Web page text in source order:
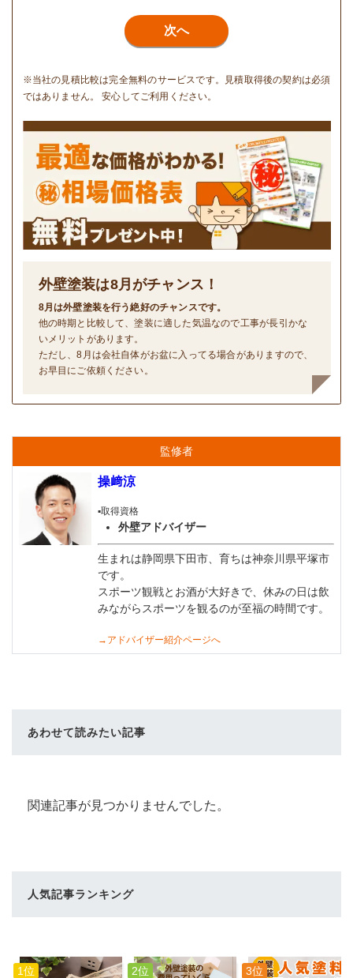
次へ
※当社の見積比較は完全無料のサービスです。見積取得後の契約は必須
ではありません。 安心してご利用ください。
外壁塗装は8月がチャンス！
8月は外壁塗装を行う絶好のチャンスです。
他の時期と比較して、塗装に適した気温なので工事が長引かな
いメリットがあります。
ただし、8月は会社自体がお盆に入ってる場合がありますので、
お早目にご依頼ください。
監修者
操﨑涼
▪️取得資格
外壁アドバイザー
生まれは静岡県下田市、育ちは神奈川県平塚市
です。
スポーツ観戦とお酒が大好きで、休みの日は飲
みながらスポーツを観るのが至福の時間です。
→アドバイザー紹介ページへ
あわせて読みたい記事
関連記事が見つかりませんでした。
人気記事ランキング
1位 2位 3位